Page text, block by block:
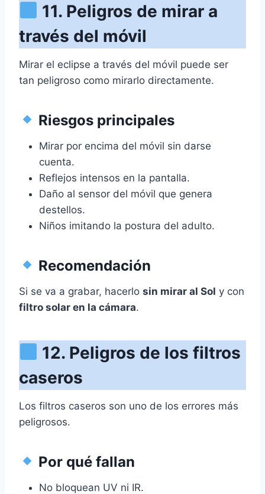
11. Peligros de mirar a
través del móvil
Mirar el eclipse a través del móvil puede ser
tan peligroso como mirarlo directamente.
Riesgos principales
Mirar por encima del móvil sin darse
cuenta.
Reflejos intensos en la pantalla.
Daño al sensor del móvil que genera
destellos.
Niños imitando la postura del adulto.
Recomendación
Si se va a grabar, hacerlo sin mirar al Sol y con
filtro solar en la cámara.
12. Peligros de los filtros
caseros
Los filtros caseros son uno de los errores más
peligrosos.
Por qué fallan
No bloquean UV ni IR.